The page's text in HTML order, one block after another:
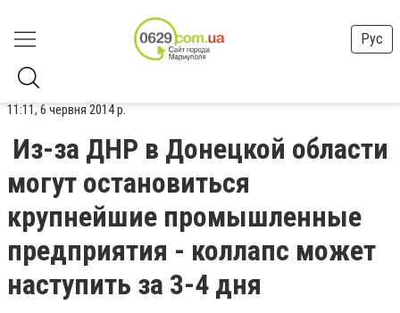
Рус
11:11, 6 червня 2014 р.
Из-за ДНР в Донецкой области
могут остановиться
крупнейшие промышленные
предприятия - коллапс может
наступить за 3-4 дня